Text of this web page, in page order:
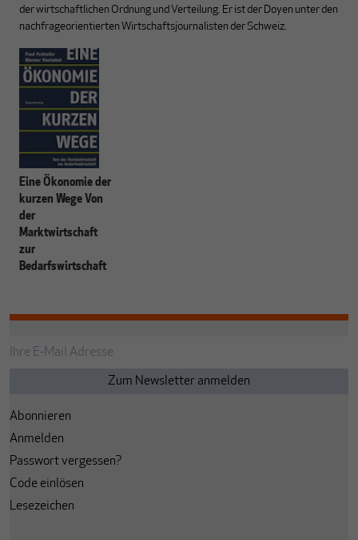
der wirtschaftlichen Ordnung und Verteilung. Er ist der Doyen unter den
nachfrageorientierten Wirtschaftsjournalisten der Schweiz.
Eine Ökonomie der
kurzen Wege Von
der
Marktwirtschaft
zur
Bedarfswirtschaft
Abonnieren
Anmelden
Passwort vergessen?
Code einlösen
Lesezeichen